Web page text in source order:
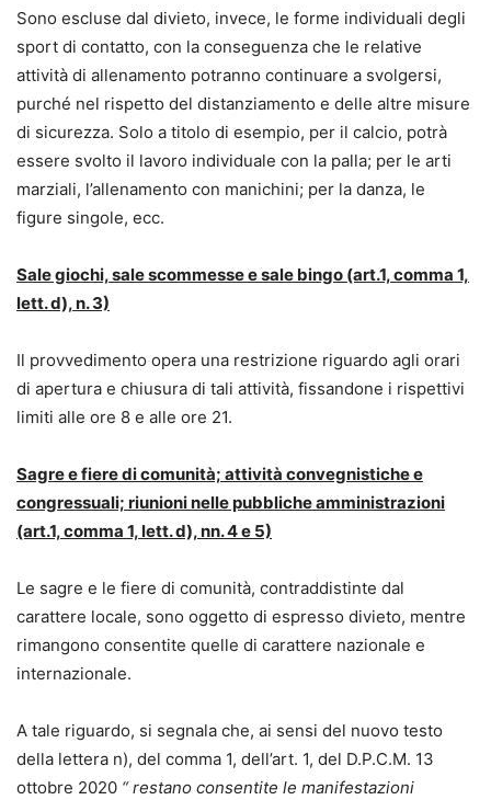
Sono escluse dal divieto, invece, le forme individuali degli
sport di contatto, con la conseguenza che le relative
attività di allenamento potranno continuare a svolgersi,
purché nel rispetto del distanziamento e delle altre misure
di sicurezza. Solo a titolo di esempio, per il calcio, potrà
essere svolto il lavoro individuale con la palla; per le arti
marziali, l’allenamento con manichini; per la danza, le
figure singole, ecc.
Sale giochi, sale scommesse e sale bingo (art.1, comma 1,
lett. d), n. 3)
Il provvedimento opera una restrizione riguardo agli orari
di apertura e chiusura di tali attività, fissandone i rispettivi
limiti alle ore 8 e alle ore 21.
Sagre e fiere di comunità; attività convegnistiche e
congressuali; riunioni nelle pubbliche amministrazioni
(art.1, comma 1, lett. d), nn. 4 e 5)
Le sagre e le fiere di comunità, contraddistinte dal
carattere locale, sono oggetto di espresso divieto, mentre
rimangono consentite quelle di carattere nazionale e
internazionale.
A tale riguardo, si segnala che, ai sensi del nuovo testo
della lettera n), del comma 1, dell’art. 1, del D.P.C.M. 13
ottobre 2020 “ restano consentite le manifestazioni